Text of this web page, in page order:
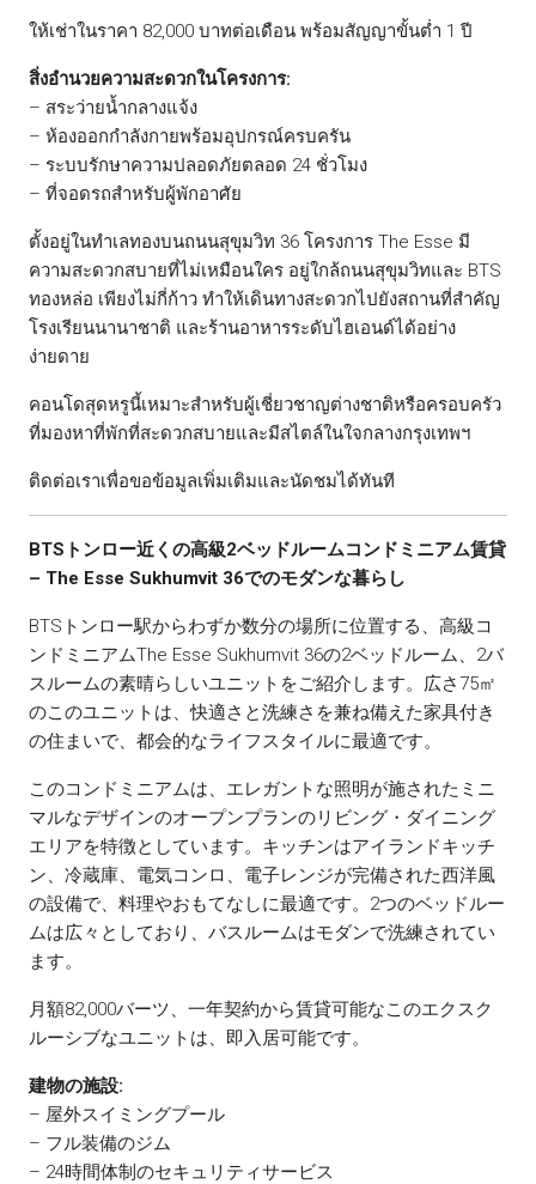
ให้เช่าในราคา 82,000 บาทต่อเดือน พร้อมสัญญาขั้นต่ำ 1 ปี
สิ่งอำนวยความสะดวกในโครงการ:
– สระว่ายน้ำกลางแจ้ง
– ห้องออกกำลังกายพร้อมอุปกรณ์ครบครัน
– ระบบรักษาความปลอดภัยตลอด 24 ชั่วโมง
– ที่จอดรถสำหรับผู้พักอาศัย
ตั้งอยู่ในทำเลทองบนถนนสุขุมวิท 36 โครงการ The Esse มี
ความสะดวกสบายที่ไม่เหมือนใคร อยู่ใกล้ถนนสุขุมวิทและ BTS
ทองหล่อ เพียงไม่กี่ก้าว ทำให้เดินทางสะดวกไปยังสถานที่สำคัญ
โรงเรียนนานาชาติ และร้านอาหารระดับไฮเอนด์ได้อย่าง
ง่ายดาย
คอนโดสุดหรูนี้เหมาะสำหรับผู้เชี่ยวชาญต่างชาติหรือครอบครัว
ที่มองหาที่พักที่สะดวกสบายและมีสไตล์ในใจกลางกรุงเทพฯ
ติดต่อเราเพื่อขอข้อมูลเพิ่มเติมและนัดชมได้ทันที
BTSトンロー近くの高級2ベッドルームコンドミニアム賃貸
– The Esse Sukhumvit 36でのモダンな暮らし
BTSトンロー駅からわずか数分の場所に位置する、高級コ
ンドミニアムThe Esse Sukhumvit 36の2ベッドルーム、2バ
スルームの素晴らしいユニットをご紹介します。広さ75㎡
のこのユニットは、快適さと洗練さを兼ね備えた家具付き
の住まいで、都会的なライフスタイルに最適です。
このコンドミニアムは、エレガントな照明が施されたミニ
マルなデザインのオープンプランのリビング・ダイニング
エリアを特徴としています。キッチンはアイランドキッチ
ン、冷蔵庫、電気コンロ、電子レンジが完備された西洋風
の設備で、料理やおもてなしに最適です。2つのベッドルー
ムは広々としており、バスルームはモダンで洗練されてい
ます。
月額82,000バーツ、一年契約から賃貸可能なこのエクスク
ルーシブなユニットは、即入居可能です。
建物の施設:
– 屋外スイミングプール
– フル装備のジム
– 24時間体制のセキュリティサービス